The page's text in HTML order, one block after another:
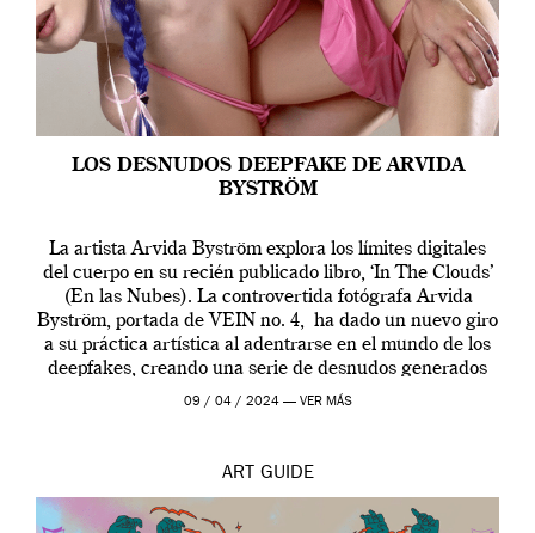
LOS DESNUDOS DEEPFAKE DE ARVIDA
BYSTRÖM
La artista Arvida Byström explora los límites digitales
del cuerpo en su recién publicado libro, ‘In The Clouds’
(En las Nubes). La controvertida fotógrafa Arvida
Byström, portada de VEIN no. 4, ha dado un nuevo giro
a su práctica artística al adentrarse en el mundo de los
deepfakes, creando una serie de desnudos generados
por […]
09 / 04 / 2024 — VER MÁS
ART GUIDE